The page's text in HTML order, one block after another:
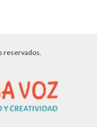
reservados.